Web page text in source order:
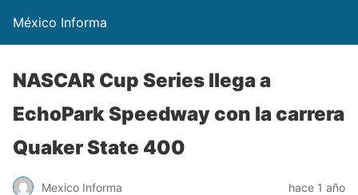
México Informa
NASCAR Cup Series llega a
EchoPark Speedway con la carrera
Quaker State 400
Mexico Informa hace 1 año